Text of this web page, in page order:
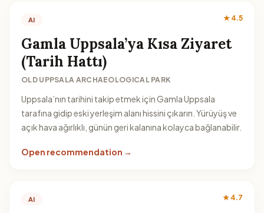
AI ★ 4.5
Gamla Uppsala’ya Kısa Ziyaret
(Tarih Hattı)
OLD UPPSALA ARCHAEOLOGICAL PARK
Uppsala’nın tarihini takip etmek için Gamla Uppsala
tarafına gidip eski yerleşim alanı hissini çıkarın. Yürüyüş ve
açık hava ağırlıklı, günün geri kalanına kolayca bağlanabilir.
Open recommendation →
AI ★ 4.7